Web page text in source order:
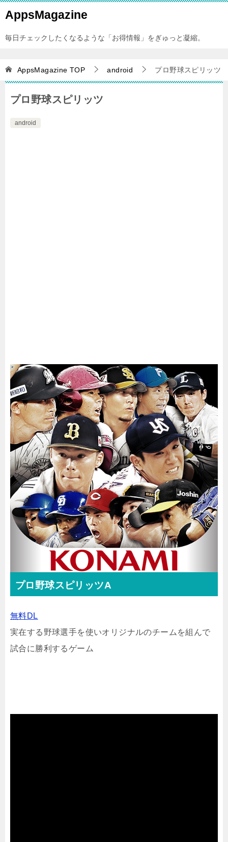
AppsMagazine
毎日チェックしたくなるような「お得情報」をぎゅっと凝縮。
AppsMagazine TOP android プロ野球スピリッツ
プロ野球スピリッツ
android
プロ野球スピリッツA
無料DL
実在する野球選手を使いオリジナルのチームを組んで
試合に勝利するゲーム